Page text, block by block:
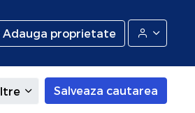
Adauga proprietate
Salveaza cautarea